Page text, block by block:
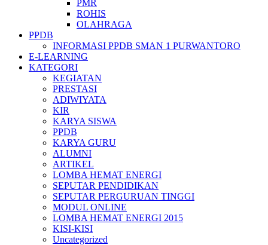
PMR
ROHIS
OLAHRAGA
PPDB
INFORMASI PPDB SMAN 1 PURWANTORO
E-LEARNING
KATEGORI
KEGIATAN
PRESTASI
ADIWIYATA
KIR
KARYA SISWA
PPDB
KARYA GURU
ALUMNI
ARTIKEL
LOMBA HEMAT ENERGI
SEPUTAR PENDIDIKAN
SEPUTAR PERGURUAN TINGGI
MODUL ONLINE
LOMBA HEMAT ENERGI 2015
KISI-KISI
Uncategorized